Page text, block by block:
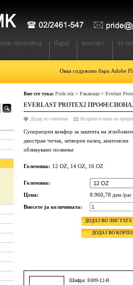
нов производ барај контакт за
Оваа содржина бара Adobe
Вие сте тука: Pride.mk > Ракавици > Everlast
EVERLAST PROTEX2
Додај во омилени
Супериорен комфор за заштита на
двостран чичак, затворен палец, анатомски
обликувано полнење
Големина: 12 OZ, 14 OZ, 16 OZ
Големина:
Цена:
8.960,78 ден./par
Внесете ја количината:
Шифра: E009-12-B